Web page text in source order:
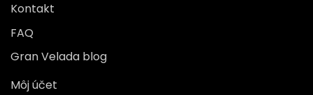
Kontakt
FAQ
Gran Velada blog
Môj účet